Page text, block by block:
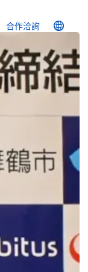
合作洽詢